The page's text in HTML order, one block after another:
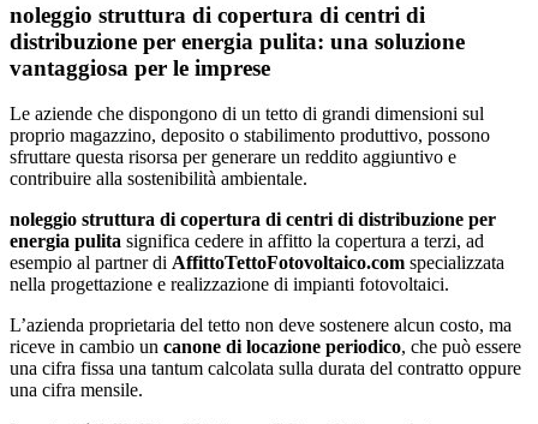
noleggio struttura di copertura di centri di
distribuzione per energia pulita: una soluzione
vantaggiosa per le imprese
Le aziende che dispongono di un tetto di grandi dimensioni sul
proprio magazzino, deposito o stabilimento produttivo, possono
sfruttare questa risorsa per generare un reddito aggiuntivo e
contribuire alla sostenibilità ambientale.
noleggio struttura di copertura di centri di distribuzione per
energia pulita significa cedere in affitto la copertura a terzi, ad
esempio al partner di AffittoTettoFotovoltaico.com specializzata
nella progettazione e realizzazione di impianti fotovoltaici.
L’azienda proprietaria del tetto non deve sostenere alcun costo, ma
riceve in cambio un canone di locazione periodico, che può essere
una cifra fissa una tantum calcolata sulla durata del contratto oppure
una cifra mensile.